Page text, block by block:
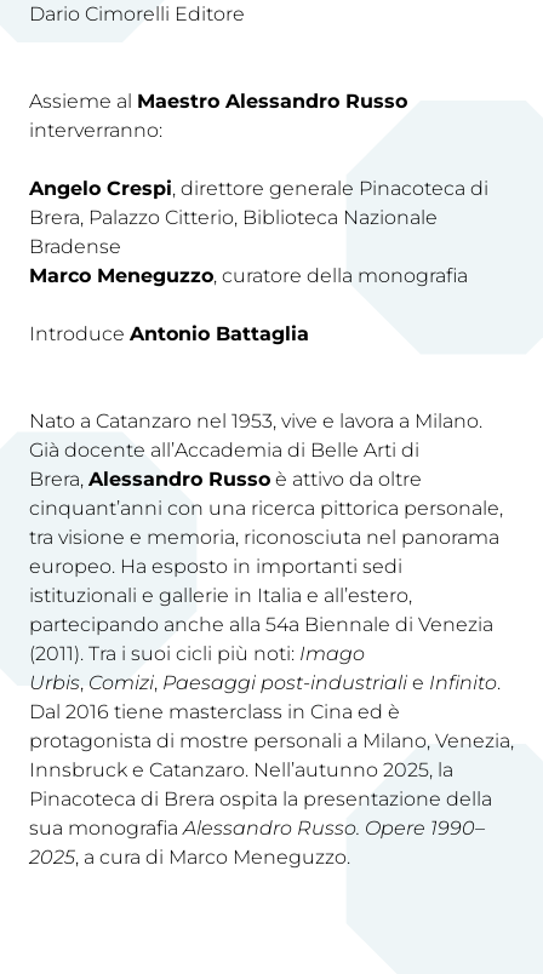
Dario Cimorelli Editore
Assieme al Maestro Alessandro Russo
interverranno:
Angelo Crespi, direttore generale Pinacoteca di
Brera, Palazzo Citterio, Biblioteca Nazionale
Bradense
Marco Meneguzzo, curatore della monografia
Introduce Antonio Battaglia
Nato a Catanzaro nel 1953, vive e lavora a Milano.
Già docente all’Accademia di Belle Arti di
Brera, Alessandro Russo è attivo da oltre
cinquant’anni con una ricerca pittorica personale,
tra visione e memoria, riconosciuta nel panorama
europeo. Ha esposto in importanti sedi
istituzionali e gallerie in Italia e all’estero,
partecipando anche alla 54a Biennale di Venezia
(2011). Tra i suoi cicli più noti: Imago
Urbis, Comizi, Paesaggi post-industriali e Infinito.
Dal 2016 tiene masterclass in Cina ed è
protagonista di mostre personali a Milano, Venezia,
Innsbruck e Catanzaro. Nell’autunno 2025, la
Pinacoteca di Brera ospita la presentazione della
sua monografiaAlessandro Russo. Opere 1990–
2025, a cura di Marco Meneguzzo.